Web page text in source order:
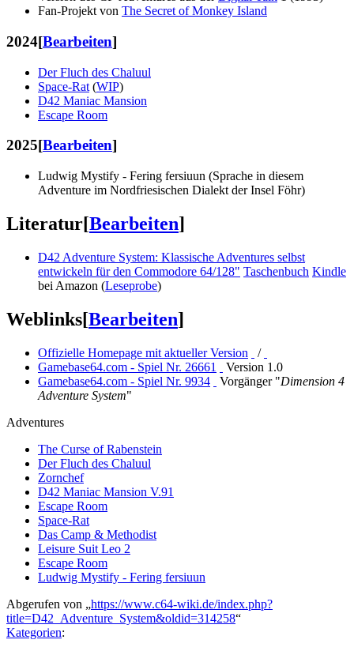
Fan-Projekt von The Secret of Monkey Island
2024[Bearbeiten]
Der Fluch des Chaluul
Space-Rat (WIP)
D42 Maniac Mansion
Escape Room
2025[Bearbeiten]
Ludwig Mystify - Fering fersiuun (Sprache in diesem
Adventure im Nordfriesischen Dialekt der Insel Föhr)
Literatur[Bearbeiten]
D42 Adventure System: Klassische Adventures selbst
entwickeln für den Commodore 64/128" Taschenbuch Kindle
bei Amazon (Leseprobe)
Weblinks[Bearbeiten]
Offizielle Homepage mit aktueller Version
/
Gamebase64.com - Spiel Nr. 26661
Version 1.0
Gamebase64.com - Spiel Nr. 9934
Vorgänger "Dimension 4
Adventure System"
Adventures
The Curse of Rabenstein
Der Fluch des Chaluul
Zornchef
D42 Maniac Mansion V.91
Escape Room
Space-Rat
Das Camp & Methodist
Leisure Suit Leo 2
Escape Room
Ludwig Mystify - Fering fersiuun
Abgerufen von „https://www.c64-wiki.de/index.php?
title=D42_Adventure_System&oldid=314258“
Kategorien: